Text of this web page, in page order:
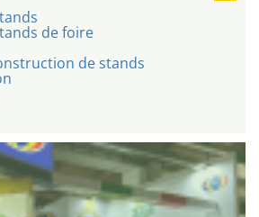
de foire
de stands